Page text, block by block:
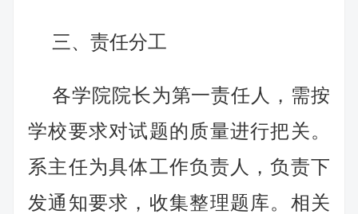
三、责任分工
各学院院长为第一责任人，需按
学校要求对试题的质量进行把关。
系主任为具体工作负责人，负责下
发通知要求，收集整理题库。相关